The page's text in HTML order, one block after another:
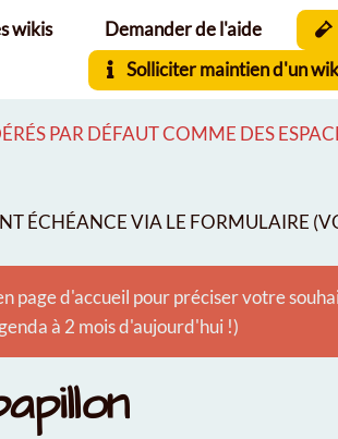
wikis Demander de l'aide
Solliciter maintien d'un
PAR DÉFAUT COMME DES
ÉCHÉANCE VIA LE FORMULAIRE
page d'accueil pour préciser votre
à 2 mois d'aujourd'hui !)